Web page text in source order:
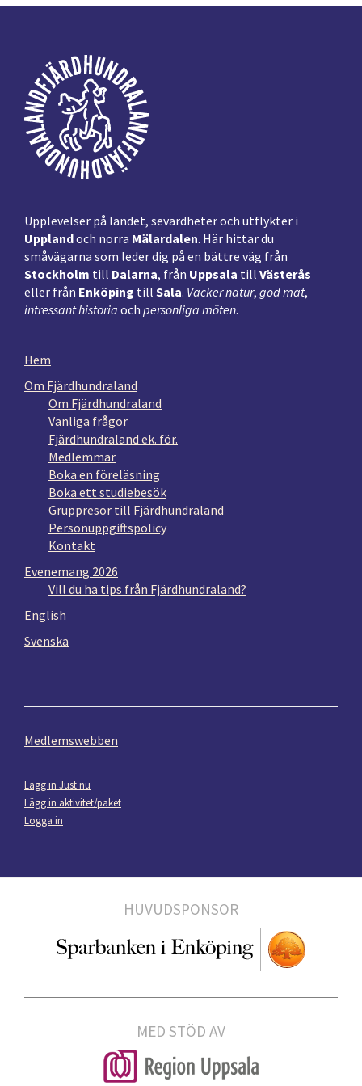
Footer
Upplevelser på landet, sevärdheter och utflykter i
Upplandoch norra Mälardalen. Här hittar du
småvägarna som leder dig på en bättre väg från
Stockholm till Dalarna, från Uppsala till Västerås
eller från Enköping till Sala. Vacker natur, god mat,
intressant historia och personliga möten.
Hem
Om Fjärdhundraland
Om Fjärdhundraland
Vanliga frågor
Fjärdhundraland ek. för.
Medlemmar
Boka en föreläsning
Boka ett studiebesök
Gruppresor till Fjärdhundraland
Personuppgiftspolicy
Kontakt
Evenemang 2026
Vill du ha tips från Fjärdhundraland?
English
Svenska
Medlemswebben
Lägg in Just nu
Lägg in aktivitet/paket
Logga in
HUVUDSPONSOR
MED STÖD AV